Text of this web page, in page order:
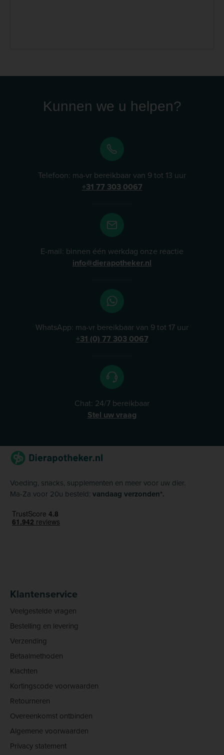
Kunnen we u helpen?
Telefoon: ma-vr bereikbaar van 9 tot 13 uur
+31 77 303 0067
E-mail: binnen één werkdag onze reactie
info@dierapotheker.nl
WhatsApp: ma-vr bereikbaar van 9 tot 17 uur
+31 (0) 77 303 0067
Chat: 24/7 bereikbaar
Stel uw vraag
Voeding, snacks, supplementen en meer voor uw dier.
Ma-Za voor 20u besteld: vandaag verzonden*.
Klantenservice
Veelgestelde vragen
Bestelling en levering
Verzending
Betaalmethoden
Klachten
Kortingscode voorwaarden
Retourneren
Overeenkomst ontbinden
Algemene voorwaarden
Privacy statement